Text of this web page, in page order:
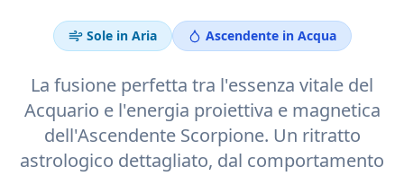
Sole in Aria Ascendente in Acqua
La fusione perfetta tra l'essenza vitale del
Acquario e l'energia proiettiva e magnetica
dell'Ascendente Scorpione. Un ritratto
astrologico dettagliato, dal comportamento